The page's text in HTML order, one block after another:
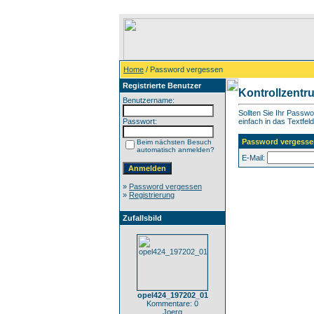
Home / Password vergessen
Registrierte Benutzer
Benutzername:
Passwort:
Beim nächsten Besuch
automatisch anmelden?
» Password vergessen
» Registrierung
Zufallsbild
opel424_197202_01
Kommentare: 0
Joerg
Sollten Sie Ihr
einfach in das
Password
E-Mail: